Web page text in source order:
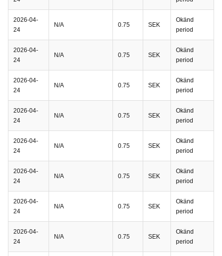
2026-04-
24
N/A 0.75 SEK
Okänd
period
2026-04-
24
N/A 0.75 SEK
Okänd
period
2026-04-
24
N/A 0.75 SEK
Okänd
period
2026-04-
24
N/A 0.75 SEK
Okänd
period
2026-04-
24
N/A 0.75 SEK
Okänd
period
2026-04-
24
N/A 0.75 SEK
Okänd
period
2026-04-
24
N/A 0.75 SEK
Okänd
period
2026-04-
24
N/A 0.75 SEK
Okänd
period